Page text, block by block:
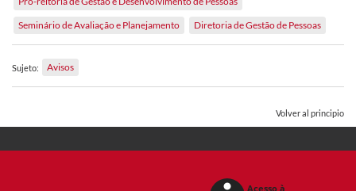
Seminário de Avaliação e Planejamento
Diretoria de Gestão de Pessoas
Sujeto: Avisos
Volver al principio